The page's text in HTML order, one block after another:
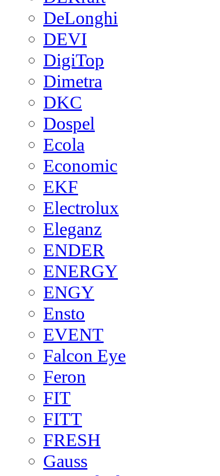
DeLonghi
DEVI
DigiTop
Dimetra
DKC
Dospel
Ecola
Economic
EKF
Electrolux
Eleganz
ENDER
ENERGY
ENGY
Ensto
EVENT
Falcon Eye
Feron
FIT
FITT
FRESH
Gauss